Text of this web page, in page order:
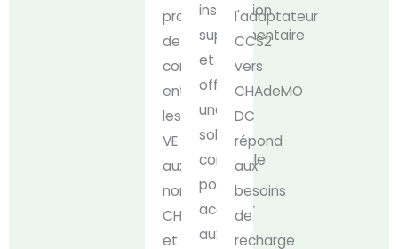
problèmes
de
compatibilité
entre
les
VE
aux
normes
CHAdeMO
et
installation
supplémentaire
et
offre
une
solution
conviviale
pour
accéder
aux
l'adaptateur
CCS2
vers
CHAdeMO
DC
répond
aux
besoins
de
recharge